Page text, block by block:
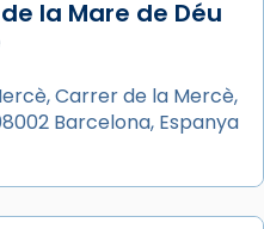
també un grup de
i ball propis. Festa
ves per les
la Mare de Déu
Carrer de la Mercè,
Barcelona, Espanya